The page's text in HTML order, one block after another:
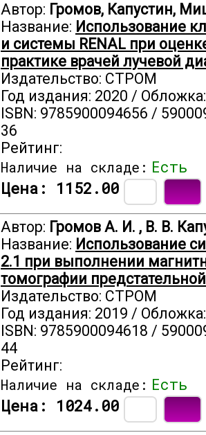
Автор: Громов, Капустин,
Название: Использование
и системы RENAL при
практике врачей лучевой
Издательство: СТРОМ
Год издания: 2020 /
ISBN: 9785900094656 /
36
Рейтинг:
Наличие на складе: Есть
Цена: 1152.00
Автор: Громов А. И. , В. В.
Название: Использование
2.1 при выполнении
томографии
Издательство: СТРОМ
Год издания: 2019 /
ISBN: 9785900094618 /
44
Рейтинг:
Наличие на складе: Есть
Цена: 1024.00